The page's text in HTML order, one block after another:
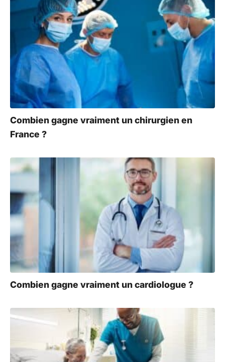
Combien gagne vraiment un chirurgien en
France ?
Combien gagne vraiment un cardiologue ?